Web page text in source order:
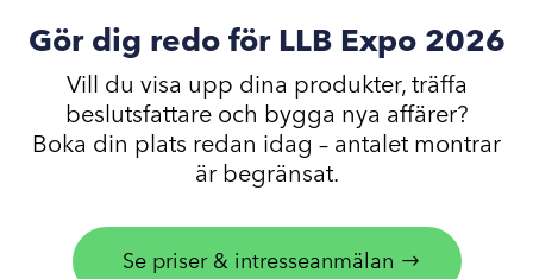
Gör dig redo för LLB Expo 2026
Vill du visa upp dina produkter, träffa
beslutsfattare och bygga nya affärer?
Boka din plats redan idag – antalet montrar
är begränsat.
Se priser & intresseanmälan